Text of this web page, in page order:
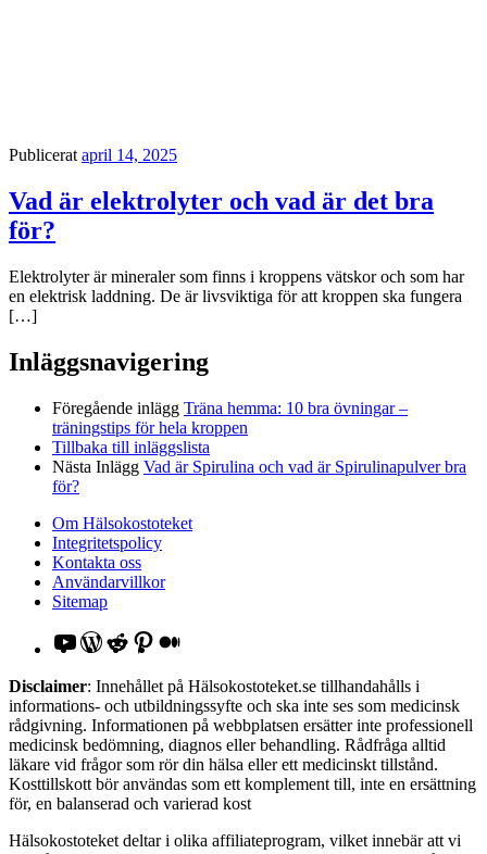
Publicerat april 14, 2025
Vad är elektrolyter och vad är det bra
för?
Elektrolyter är mineraler som finns i kroppens vätskor och som har
en elektrisk laddning. De är livsviktiga för att kroppen ska fungera
[…]
Inläggsnavigering
Föregående inlägg Träna hemma: 10 bra övningar –
träningstips för hela kroppen
Tillbaka till inläggslista
Nästa Inlägg Vad är Spirulina och vad är Spirulinapulver bra
för?
Om Hälsokostoteket
Integritetspolicy
Kontakta oss
Användarvillkor
Sitemap
YouTube
WordPress
RedditPinterest
Disclaimer: Innehållet på Hälsokostoteket.se tillhandahålls i
informations- och utbildningssyfte och ska inte ses som medicinsk
rådgivning. Informationen på webbplatsen ersätter inte professionell
medicinsk bedömning, diagnos eller behandling. Rådfråga alltid
läkare vid frågor som rör din hälsa eller ett medicinskt tillstånd.
Kosttillskott bör användas som ett komplement till, inte en ersättning
för, en balanserad och varierad kost
Hälsokostoteket deltar i olika affiliateprogram, vilket innebär att vi